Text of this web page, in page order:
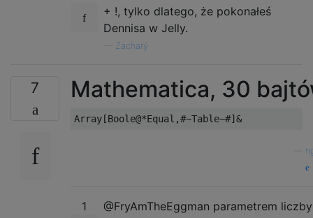
+ !, tylko dlatego, że pokonałeś
Dennisa w Jelly.
Zacharý
7 Mathematica, 30
1
@FryAmTheEggman parametrem liczby